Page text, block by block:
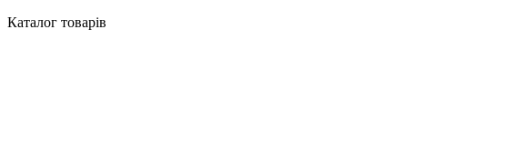
Каталог товарів